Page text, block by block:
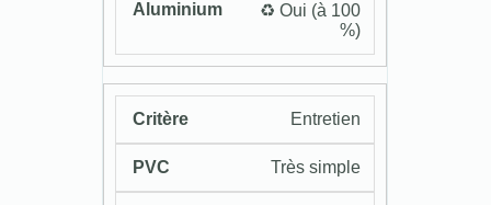
♻️ Oui (à 100
%)
Entretien
Très simple